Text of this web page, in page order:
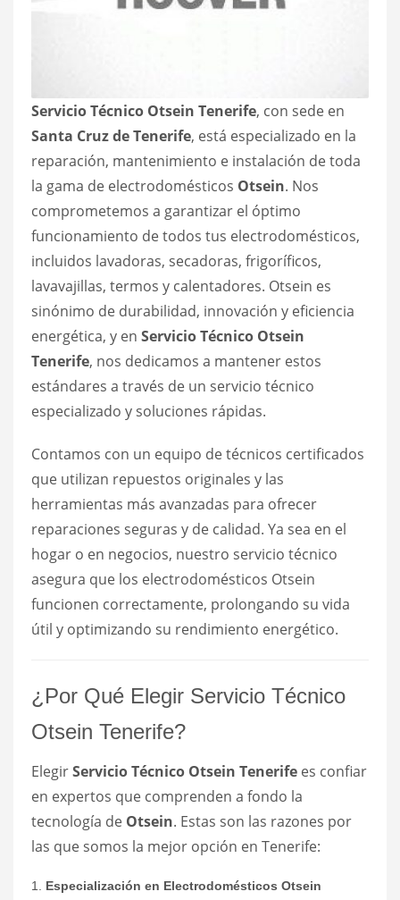
Servicio Técnico Otsein Tenerife, con sede en
Santa Cruz de Tenerife, está especializado en la
reparación, mantenimiento e instalación de toda
la gama de electrodomésticos Otsein. Nos
comprometemos a garantizar el óptimo
funcionamiento de todos tus electrodomésticos,
incluidos lavadoras, secadoras, frigoríficos,
lavavajillas, termos y calentadores. Otsein es
sinónimo de durabilidad, innovación y eficiencia
energética, y en Servicio Técnico Otsein
Tenerife, nos dedicamos a mantener estos
estándares a través de un servicio técnico
especializado y soluciones rápidas.
Contamos con un equipo de técnicos certificados
que utilizan repuestos originales y las
herramientas más avanzadas para ofrecer
reparaciones seguras y de calidad. Ya sea en el
hogar o en negocios, nuestro servicio técnico
asegura que los electrodomésticos Otsein
funcionen correctamente, prolongando su vida
útil y optimizando su rendimiento energético.
¿Por Qué Elegir Servicio Técnico
Otsein Tenerife?
ElegirServicio Técnico Otsein Tenerife es confiar
en expertos que comprenden a fondo la
tecnología de Otsein. Estas son las razones por
las que somos la mejor opción en Tenerife:
1. Especialización en Electrodomésticos Otsein